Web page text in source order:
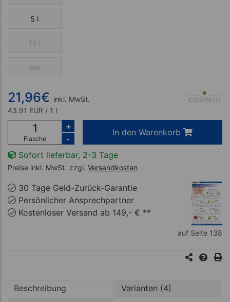
5 l
10 l
Set
21,96€ inkl. MwSt.
43.91 EUR / 1 l
Flasche
+
-
In den Warenkorb
Sofort lieferbar, 2-3 Tage
Preise inkl. MwSt. zzgl. Versandkosten
30 Tage Geld-Zurück-Garantie
Persönlicher Ansprechpartner
Kostenloser Versand ab 149,- € **
auf Seite 138
Beschreibung
Varianten (4)